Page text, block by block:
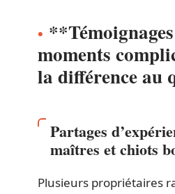
moments
la différence au
Partages
maîtres et chiots
Plusieurs propriétaires